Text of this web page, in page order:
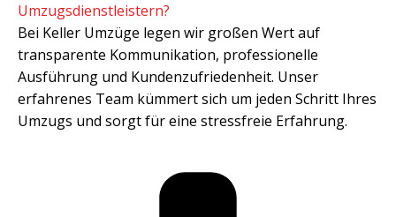
Umzugsdienstleistern?
Bei Keller Umzüge legen wir großen Wert auf
transparente Kommunikation, professionelle
Ausführung und Kundenzufriedenheit. Unser
erfahrenes Team kümmert sich um jeden Schritt Ihres
Umzugs und sorgt für eine stressfreie Erfahrung.